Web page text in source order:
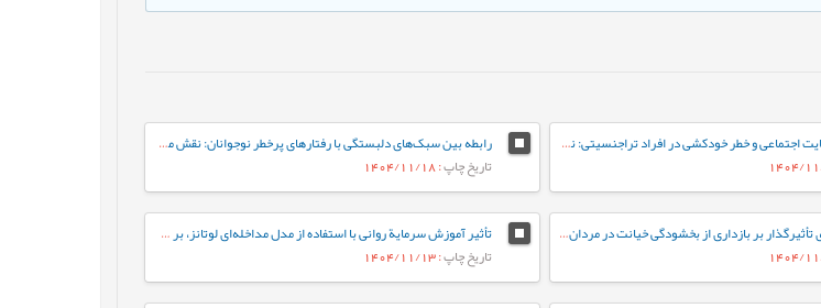
رابطه ادراک حمایت اجتماعی و خطر خودکشی در افراد تراجنسیتی: نقش میانجی‌گر افسردگی
رابطه بین سبک‌های دلبستگی با رفتارهای پرخطر نوجوانان: نقش میانجی تنظیم شناختی هیجان در نوجوانان
تاریخ چاپ: 1404/11/18
تحلیل مؤلفه‌های تأثیرگذار بر بازداری از بخشودگی خیانت در مردان و زنان آسیب‌دیده
تأثیر آموزش سرمایة روانی با استفاده از مدل مداخله‌ای لوتانز، بر سرمایة روانی کارشناسان شاغل در یک شرکت صنعتی
تاریخ چاپ: 1404/11/13